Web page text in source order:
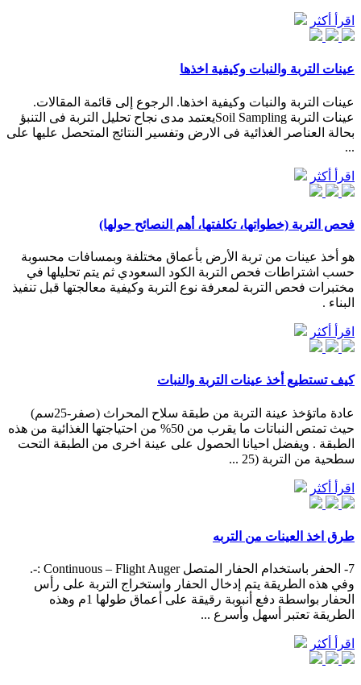
اقرأ أكثر
عينات التربة والنبات وكيفية اخذها
عينات التربة والنبات وكيفية اخذها. الرجوع إلى قائمة المقالات.
عينات التربة Soil Samplingيعتمد مدى نجاح تحليل التربة فى التنبؤ
بحالة العناصر الغذائية فى الارض وتفسير النتائج المتحصل عليها على
...
اقرأ أكثر
فحص التربة (خطواتها، تكلفتها، أهم النصائح حولها)
هو أخذ عينات من تربة الأرض بأعماق مختلفة وبمسافات محسوبة
حسب اشتراطات فحص التربة الكود السعودي ثم يتم تحليلها في
مختبرات فحص التربة لمعرفة نوع التربة وكيفية معالجتها قبل تنفيذ
البناء .
اقرأ أكثر
كيف تستطيع أخذ عينات التربة والنبات
عادة ماتؤخذ عينة التربة من طبقة سلاح المحراث (صفر-25سم)
حيث تمتص النباتات ما يقرب من 50% من احتياجتها الغذائية من هذه
الطبقة . ويفضل احيانا الحصول على عينة اخرى من الطبقة التحت
سطحية من التربة (25 ...
اقرأ أكثر
طرق اخذ العينات من التربه
7- الحفر باستخدام الحفار المتصل Continuous – Flight Auger :-.
وفي هذه الطريقة يتم إدخال الحفار واستخراج التربة على رأس
الحفار بواسطة دفع أنبوبة رقيقة على أعماق طولها 1م وهذه
الطريقة تعتبر أسهل وأسرع ...
اقرأ أكثر